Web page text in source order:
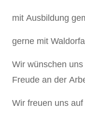
mit Ausbildung
gerne mit
Wir wünschen
Freude an der
Wir freuen uns